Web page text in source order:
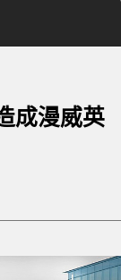
成漫威英